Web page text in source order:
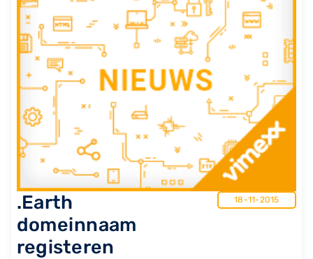
.Earth
domeinnaam
registeren
18-11-2015